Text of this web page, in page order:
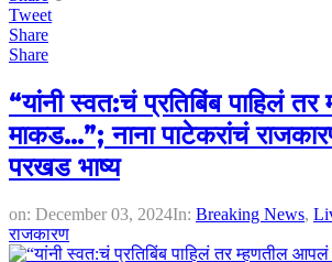
Tweet
Share
Share
“यांनी स्वत:चं प्रतिबिंब पाहिलं
माकड…”; नाना पाटेकरांचं
परखड भाष्य
on: December 03, 2024In: Breaking News,
राजकारण